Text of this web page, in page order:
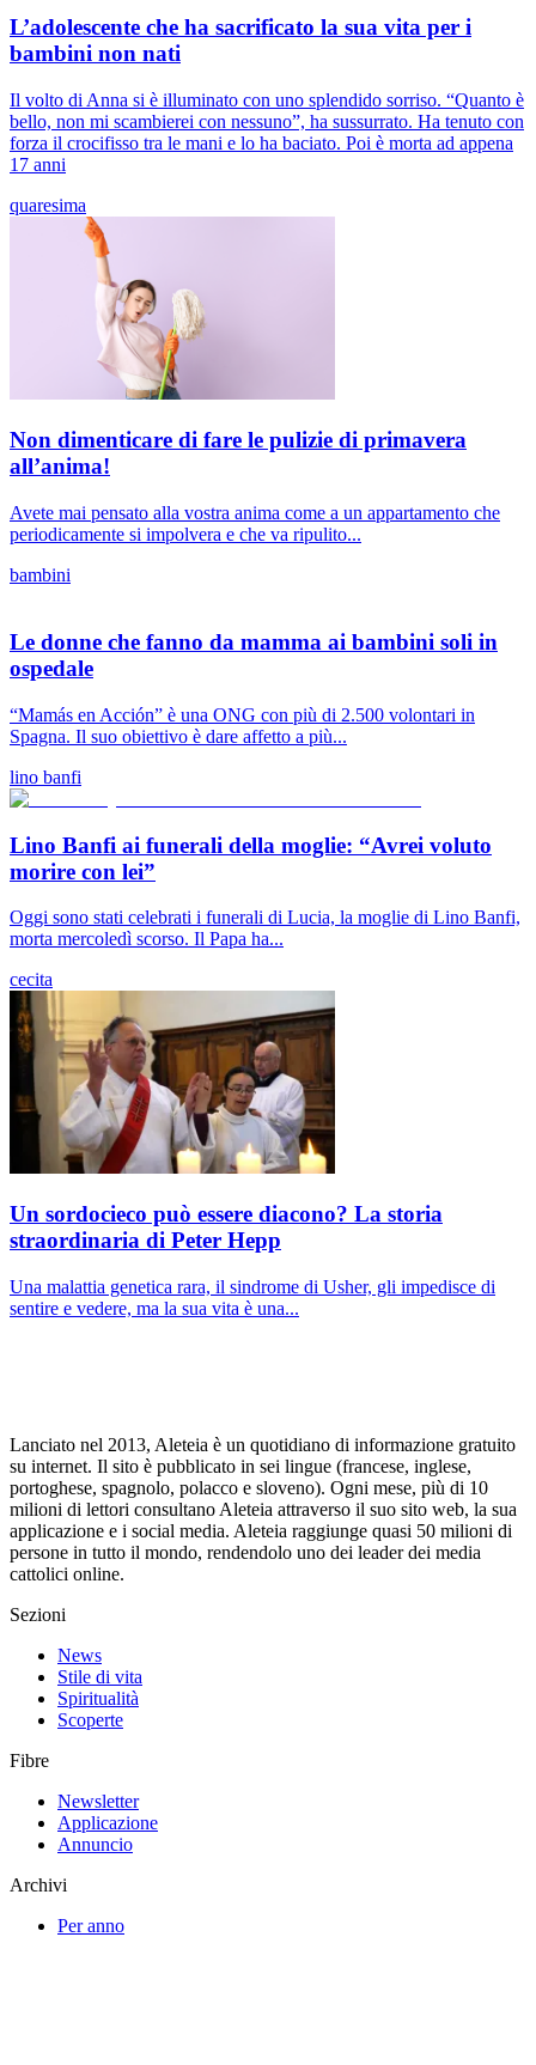
L’adolescente che ha sacrificato la sua vita per i
bambini non nati
Il volto di Anna si è illuminato con uno splendido sorriso. “Quanto è
bello, non mi scambierei con nessuno”, ha sussurrato. Ha tenuto con
forza il crocifisso tra le mani e lo ha baciato. Poi è morta ad appena
17 anni
quaresima
Non dimenticare di fare le pulizie di primavera
all’anima!
Avete mai pensato alla vostra anima come a un appartamento che
periodicamente si impolvera e che va ripulito...
bambini
Le donne che fanno da mamma ai bambini soli in
ospedale
“Mamás en Acción” è una ONG con più di 2.500 volontari in
Spagna. Il suo obiettivo è dare affetto a più...
lino banfi
Lino Banfi ai funerali della moglie: “Avrei voluto
morire con lei”
Oggi sono stati celebrati i funerali di Lucia, la moglie di Lino Banfi,
morta mercoledì scorso. Il Papa ha...
cecita
Un sordocieco può essere diacono? La storia
straordinaria di Peter Hepp
Una malattia genetica rara, il sindrome di Usher, gli impedisce di
sentire e vedere, ma la sua vita è una...
Lanciato nel 2013, Aleteia è un quotidiano di informazione gratuito
su internet. Il sito è pubblicato in sei lingue (francese, inglese,
portoghese, spagnolo, polacco e sloveno). Ogni mese, più di 10
milioni di lettori consultano Aleteia attraverso il suo sito web, la sua
applicazione e i social media. Aleteia raggiunge quasi 50 milioni di
persone in tutto il mondo, rendendolo uno dei leader dei media
cattolici online.
Sezioni
News
Stile di vita
Spiritualità
Scoperte
Fibre
Newsletter
Applicazione
Annuncio
Archivi
Per anno